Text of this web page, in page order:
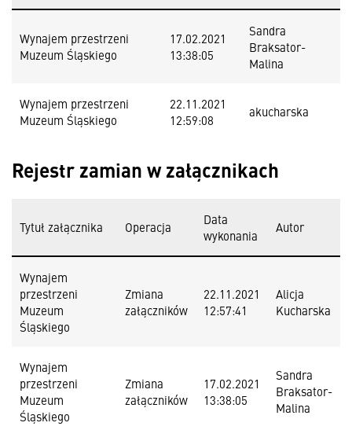
Wynajem przestrzeni
Muzeum Śląskiego
17.02.2021
13:38:05
Sandra
Braksator-
Malina
Wynajem przestrzeni
Muzeum Śląskiego
22.11.2021
12:59:08
akucharska
Rejestr zamian w załącznikach
Tytuł załącznika Operacja
Data
wykonania
Autor
Wynajem
przestrzeni
Muzeum
Śląskiego
Zmiana
załączników
22.11.2021
12:57:41
Alicja
Kucharska
Wynajem
przestrzeni
Muzeum
Śląskiego
Zmiana
załączników
17.02.2021
13:38:05
Sandra
Braksator-
Malina